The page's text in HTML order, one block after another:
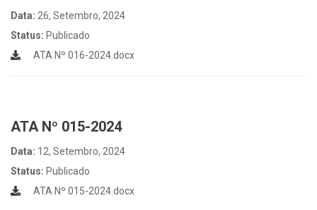
Data: 26, Setembro, 2024
Status: Publicado
ATA Nº 016-2024.docx
ATA Nº 015-2024
Data: 12, Setembro, 2024
Status: Publicado
ATA Nº 015-2024.docx